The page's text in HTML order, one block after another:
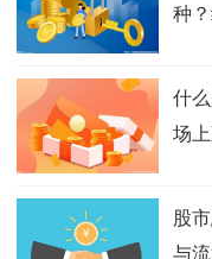
种
什
场
股
与